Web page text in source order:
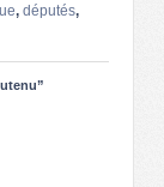
, députés,
”